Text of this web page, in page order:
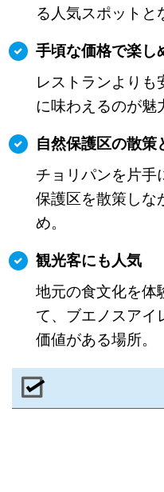
る人気スポットと
手頃な価格で楽し
レストランよりも
に味わえるのが魅
自然保護区の散策
チョリパンを片手
保護区を散策しな
め。
観光客にも人気
地元の食文化を体
て、ブエノスアイ
価値がある場所。